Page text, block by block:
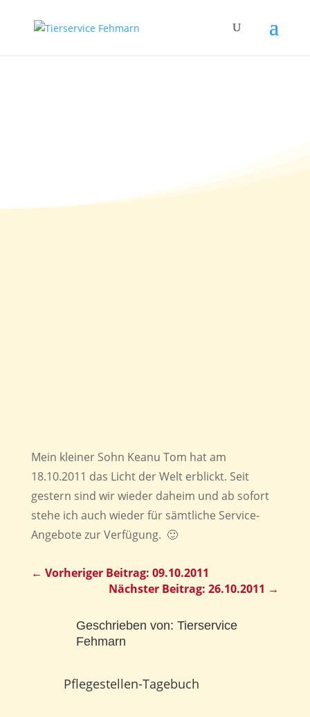
Mein kleiner Sohn Keanu Tom hat am
18.10.2011 das Licht der Welt erblickt. Seit
gestern sind wir wieder daheim und ab sofort
stehe ich auch wieder für sämtliche Service-
Angebote zur Verfügung. 🙂
← Vorheriger Beitrag: 09.10.2011
Nächster Beitrag: 26.10.2011 →
Geschrieben von: Tierservice
Fehmarn
Pflegestellen-Tagebuch